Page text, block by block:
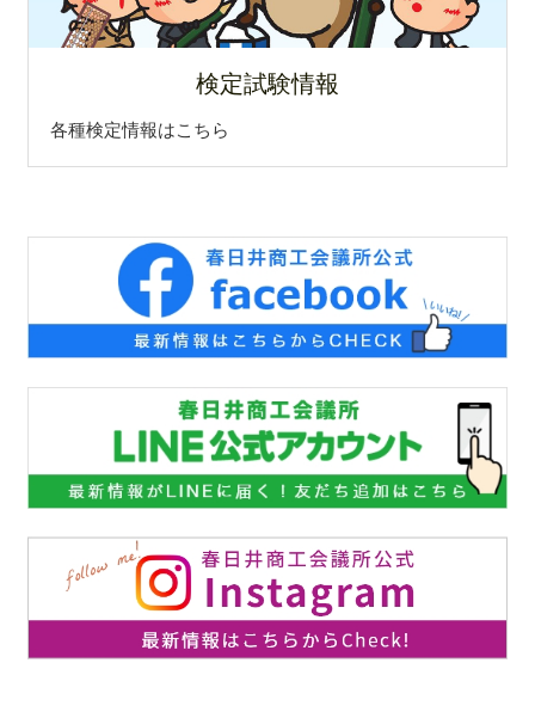
(株)日東さんが、小型犬用防災セットクラウドファ
ンディング挑戦中！
㈱丸菱製作所さんが、7月27日(土)11時～テレビ愛知
(株)KHデザインさん高蔵寺駅前にコアワーキングス
ペース作成に向けてクラウドファンディング挑戦
2024.7.1
第95回都市対抗野球春日井市代表「王子」市民応援
団参加者募集
2024.6.27
(株)ロウダンさんが新しい寝具「動く足枕」を
Makuakeにてクラウドファンディング実施中！
2024.6.21
第95回都市対抗野球本大会へ、王子硬式野球部出場
検定試験情報
各種検定情報はこちら